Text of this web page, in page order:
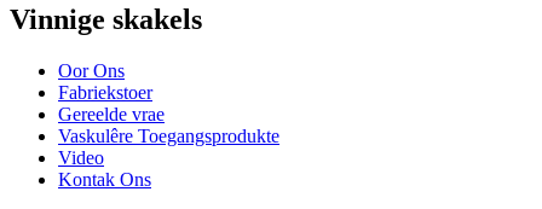
Vinnige skakels
Oor Ons
Fabriekstoer
Gereelde vrae
Vaskulêre Toegangsprodukte
Video
Kontak Ons